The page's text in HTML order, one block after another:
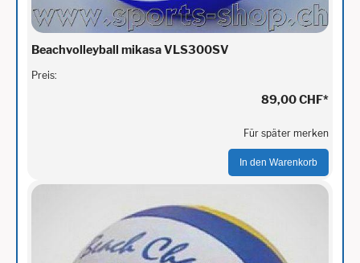
Beachvolleyball mikasa VLS300SV
Preis:
89,00 CHF*
Für später merken
In den Warenkorb